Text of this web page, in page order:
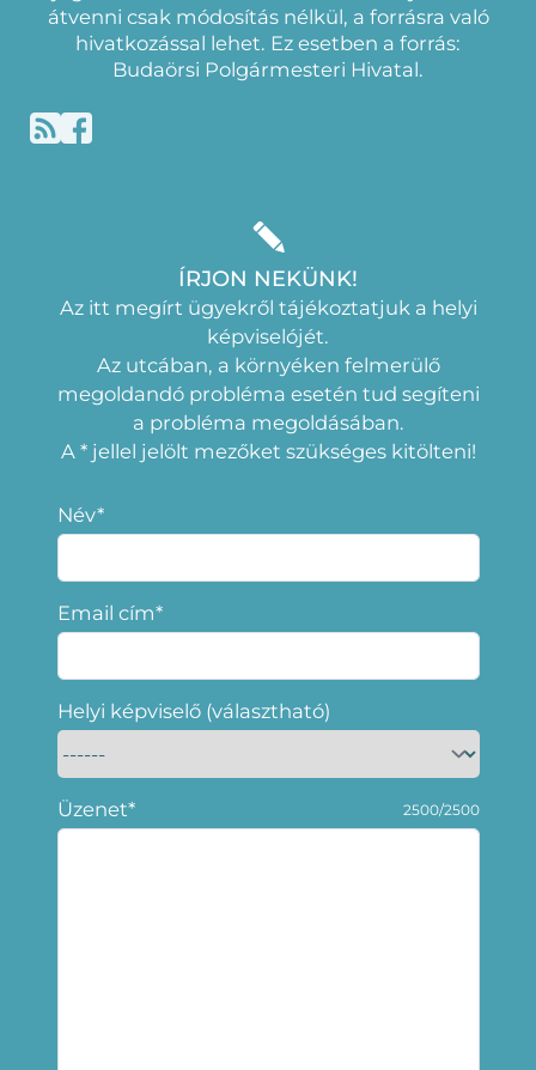
átvenni csak módosítás nélkül, a forrásra való
hivatkozással lehet. Ez esetben a forrás:
Budaörsi Polgármesteri Hivatal.
ÍRJON NEKÜNK!
Az itt megírt ügyekről tájékoztatjuk a helyi
képviselójét.
Az utcában, a környéken felmerülő
megoldandó probléma esetén tud segíteni
a probléma megoldásában.
A * jellel jelölt mezőket szükséges kitölteni!
Név*
Email cím*
Helyi képviselő (választható)
Üzenet* 2500/2500